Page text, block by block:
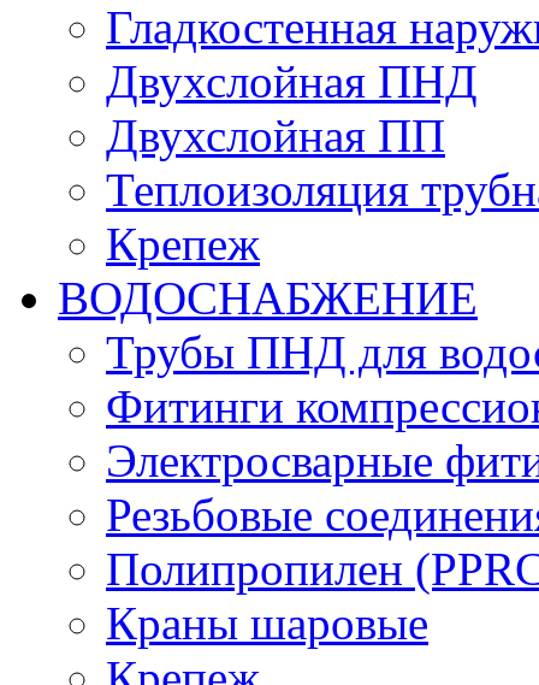
Гладкостенная
Двухслойная ПНД
Двухслойная ПП
Теплоизоляция
Крепеж
ВОДОСНАБЖЕНИЕ
Трубы ПНД для
Фитинги
Электросварные
Резьбовые
Полипропилен
Краны шаровые